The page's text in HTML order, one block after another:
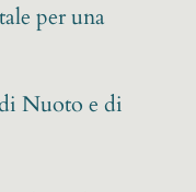
per una
Nuoto e di